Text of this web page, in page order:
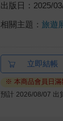
出版日： 2025/
相關主題：旅遊
立即結帳
※ 本商品會員日滿
預計 2026/08/07 出